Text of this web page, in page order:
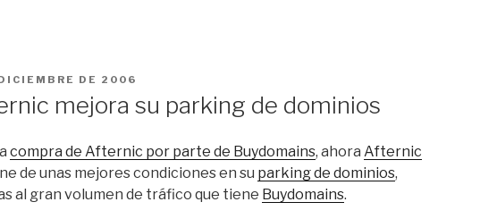
DE 2006
mejora su parking de dominios
compra de Afternic por parte de Buydomains, ahora Afternic
de unas mejores condiciones en su parking de dominios,
al gran volumen de tráfico que tiene Buydomains.